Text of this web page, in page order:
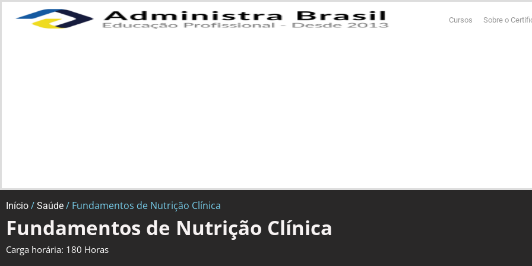
Cursos Sobre o
Início / Saúde / Fundamentos de Nutrição Clínica
Fundamentos de Nutrição Clínica
Carga horária: 180 Horas